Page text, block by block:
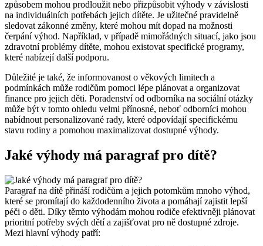
způsobem mohou prodloužit nebo přizpůsobit výhody v závislosti
na individuálních potřebách jejich dítěte. Je užitečné pravidelně
sledovat zákonné změny, které mohou mít dopad na možnosti
čerpání výhod. Například, v případě mimořádných situací, jako jsou
zdravotní problémy dítěte, mohou existovat specifické programy,
které nabízejí další podporu.
Důležité je také, že informovanost o věkových limitech a
podmínkách může rodičům pomoci lépe plánovat a organizovat
finance pro jejich děti. Poradenství od odborníka na sociální otázky
může být v tomto ohledu velmi přínosné, neboť odborníci mohou
nabídnout personalizované rady, které odpovídají specifickému
stavu rodiny a pomohou maximalizovat dostupné výhody.
Jaké výhody má paragraf pro dítě?
Paragraf na dítě přináší rodičům a jejich potomkům mnoho výhod,
které se promítají do každodenního života a pomáhají zajistit lepší
péči o děti. Díky těmto výhodám mohou rodiče efektivněji plánovat
prioritní potřeby svých dětí a zajišťovat pro ně dostupné zdroje.
Mezi hlavní výhody patří: